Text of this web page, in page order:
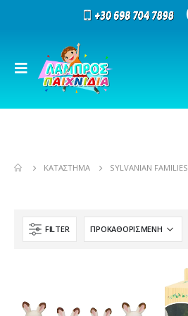
ΚΑΤΆΣΤΗΜΑ SYLVANIAN FAMILIES
FILTER